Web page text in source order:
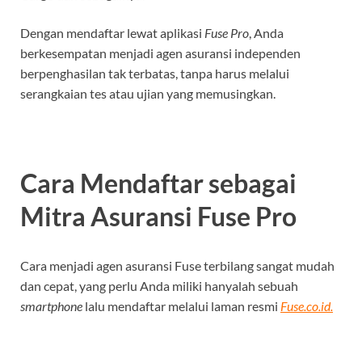
Dengan mendaftar lewat aplikasi Fuse Pro, Anda
berkesempatan menjadi agen asuransi independen
berpenghasilan tak terbatas, tanpa harus melalui
serangkaian tes atau ujian yang memusingkan.
Cara Mendaftar sebagai
Mitra Asuransi Fuse Pro
Cara menjadi agen asuransi Fuse terbilang sangat mudah
dan cepat, yang perlu Anda miliki hanyalah sebuah
smartphone lalu mendaftar melalui laman resmi Fuse.co.id.